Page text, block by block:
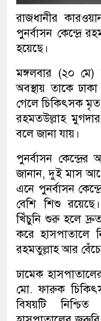
রাজধানীর
পুনর্বাসন কেন্দ্রে
হয়েছে।
মঙ্গলবার (২০
অবস্থায় তাকে
গেলে চিকিৎসক
রহমতউল্লাহ
বলে জানা যায়।
পুনর্বাসন
জানান, দুই মাস
এনে পুনর্বাসন
বেশি শিশু
খিঁচুনি শুরু হলে
করে হাসপাতালে
রহমতুল্লাহ আর
ঢামেক
মো. ফারুক
বিষয়টি